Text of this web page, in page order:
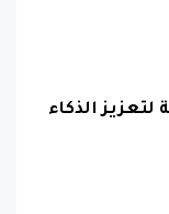
الذكاء